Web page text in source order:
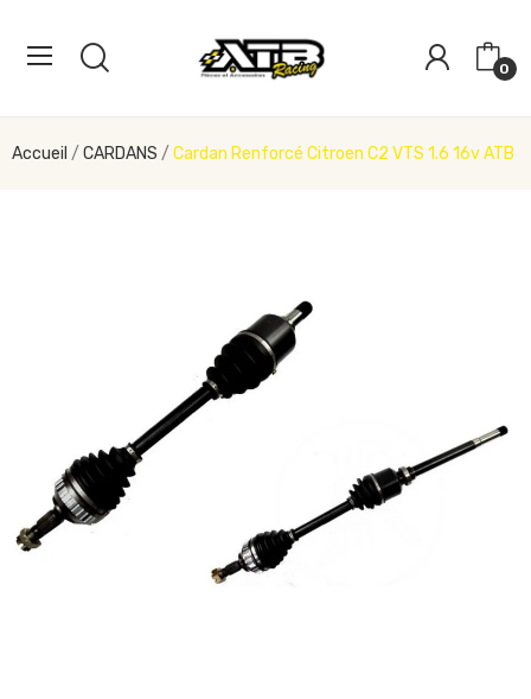
0
Accueil CARDANS Cardan Renforcé Citroen C2 VTS 1.6 16v ATB